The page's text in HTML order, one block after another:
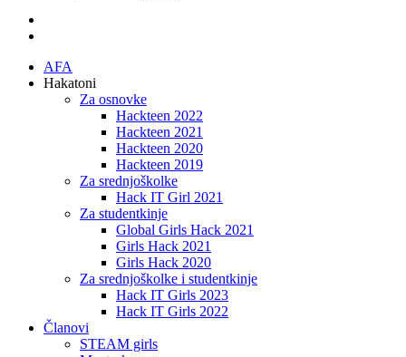
Close
Menu
AFA
Hakatoni
Za osnovke
Hackteen 2022
Hackteen 2021
Hackteen 2020
Hackteen 2019
Za srednjoškolke
Hack IT Girl 2021
Za studentkinje
Global Girls Hack 2021
Girls Hack 2021
Girls Hack 2020
Za srednjoškolke i studentkinje
Hack IT Girls 2023
Hack IT Girls 2022
Članovi
STEAM girls